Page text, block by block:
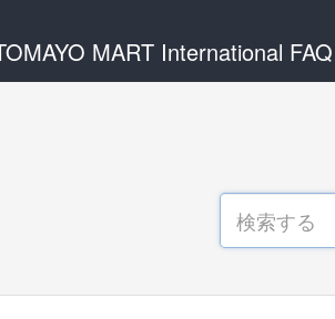
MART International FAQ